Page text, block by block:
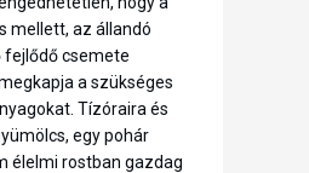
mellett, az állandó
fejlődő csemete
a szükséges
Tízóraira és
egy pohár
élelmi rostban gazdag